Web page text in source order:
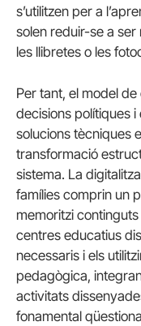
s’utilitzen per a
solen reduir-se a
les llibretes o les
Per tant, el model
decisions polítiques
solucions tècniques
transformació
sistema. La
famílies comprin un
memoritzi
centres educatius
necessaris i els
pedagògica,
activitats
fonamental